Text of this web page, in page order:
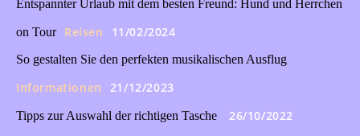
Entspannter Urlaub mit dem besten Freund: Hund und Herrchen
on Tour Reisen 11/02/2024
So gestalten Sie den perfekten musikalischen Ausflug
Informationen 21/12/2023
Tipps zur Auswahl der richtigen Tasche 26/10/2022